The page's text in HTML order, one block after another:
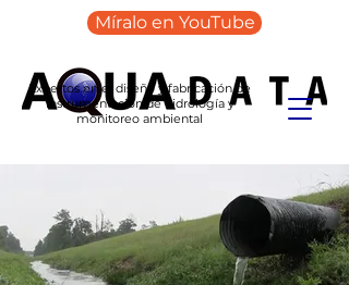
Expertos en el diseño y fabricación de
instrumentación de hidrología y
monitoreo ambiental
Míralo en YouTube